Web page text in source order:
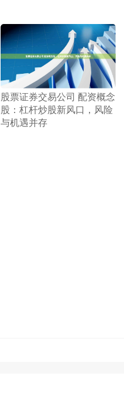
​股票证券交易公司 配资概念
股：杠杆炒股新风口，风险
与机遇并存